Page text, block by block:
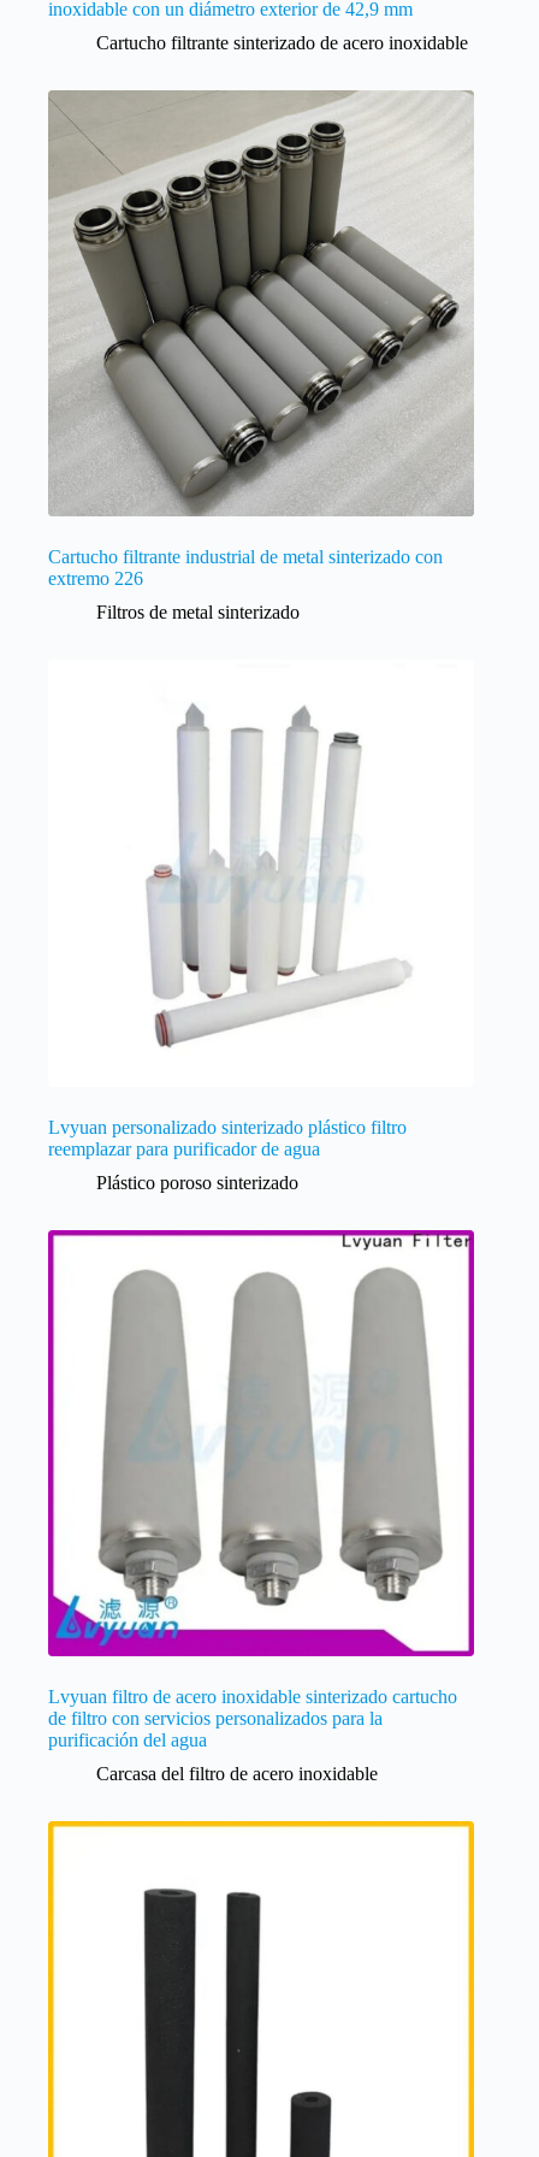
inoxidable con un diámetro exterior de 42,9 mm
Cartucho filtrante sinterizado de acero inoxidable
Cartucho filtrante industrial de metal sinterizado con
extremo 226
Filtros de metal sinterizado
Lvyuan personalizado sinterizado plástico filtro
reemplazar para purificador de agua
Plástico poroso sinterizado
Lvyuan filtro de acero inoxidable sinterizado cartucho
de filtro con servicios personalizados para la
purificación del agua
Carcasa del filtro de acero inoxidable